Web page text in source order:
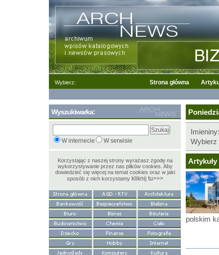
Wybierz: Strona główna
Wybierz
polskim
Wyszukiwarka:
W internecie W serwisie
Korzystając z naszej strony wyrażasz zgodę na
wykorzystywanie przez nas plików cookies. Aby
dowiedzieć się więcej na temat cookies oraz w jaki
sposób z nich korzystamy kliknij tu>>>